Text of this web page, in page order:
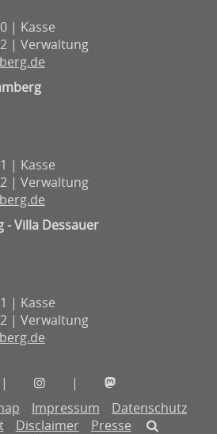
| Kasse
| Verwaltung
| Kasse
| Verwaltung
- Villa Dessauer
| Kasse
| Verwaltung
|
Museen
Stadt
|
Stadt
Impressum
Datenschutz
Disclaimer Presse